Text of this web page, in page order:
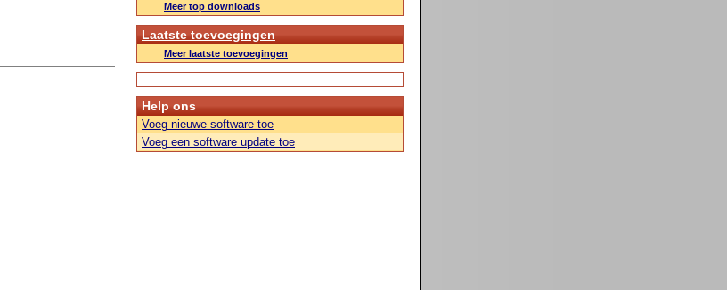
Meer top downloads
Laatste toevoegingen
Meer laatste toevoegingen
Help ons
Voeg nieuwe software toe
Voeg een software update toe